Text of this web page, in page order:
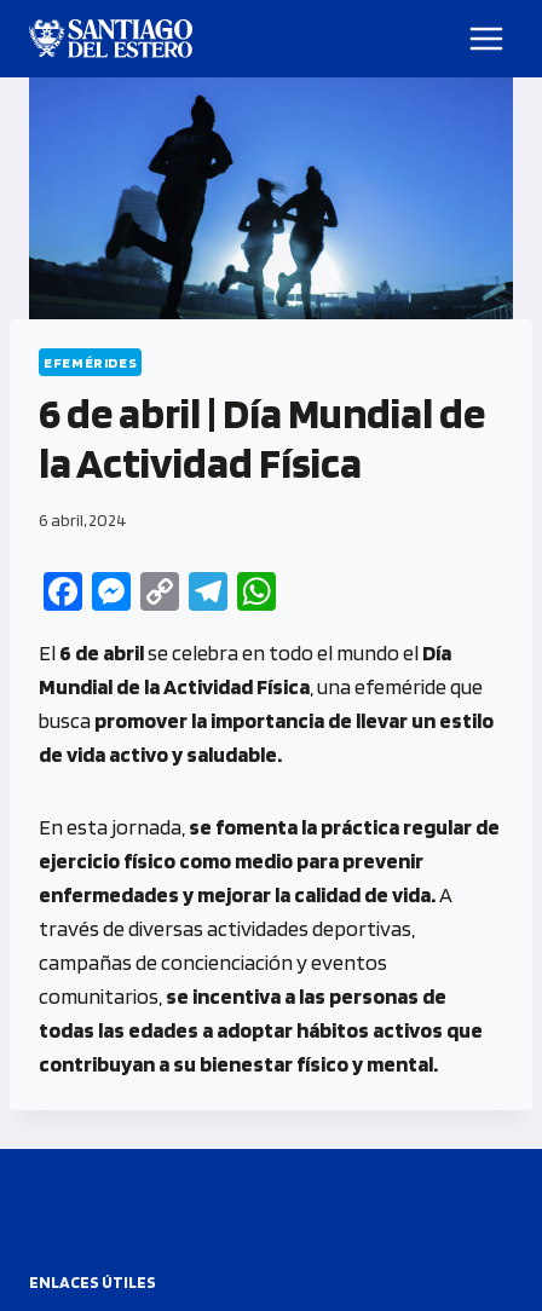
EFEMÉRIDES
6 de abril | Día Mundial de
la Actividad Física
6 abril, 2024
Fa
b
o
o
M
se
n
g
C
py
Li
n
Te
gr
a
m
at
s
p
El6 de abrilse celebra en todo el mundo elDía
Mundial de la Actividad Física , una efeméride que
buscapromover la importancia de llevar un estilo
de vida activo y saludable.
En esta jornada, se fomenta la práctica regular de
ejercicio físico como medio para prevenir
enfermedades y mejorar la calidad de vida.A
través de diversas actividades deportivas,
campañas de concienciación y eventos
comunitarios, se incentiva a las personas de
todas las edades a adoptar hábitos activos que
contribuyan a su bienestar físico y mental.
ENLACES ÚTILES